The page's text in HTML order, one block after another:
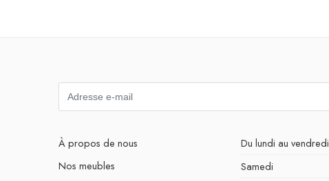
À propos de nous
Nos meubles
Du lundi au vendredi
Samedi